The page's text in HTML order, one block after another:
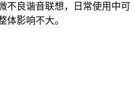
不良谐音联想，日常使用中可
体影响不大。